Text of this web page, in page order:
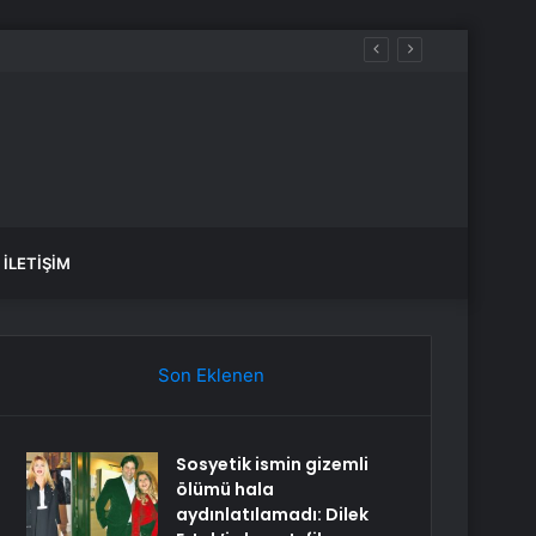
İLETIŞIM
Son Eklenen
Sosyetik ismin gizemli
ölümü hala
aydınlatılamadı: Dilek